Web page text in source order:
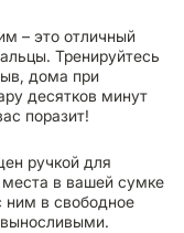
– это отличный
Тренируйтесь
дома при
десятков минут
поразит!
ручкой для
в вашей сумке
ним в свободное